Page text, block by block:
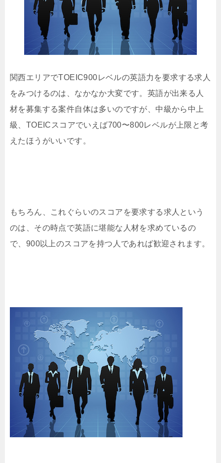
関西エリアでTOEIC900レベルの英語力を要求する求人
をみつけるのは、なかなか大変です。英語が出来る人
材を募集する案件自体は多いのですが、中級から中上
級、TOEICスコアでいえば700〜800レベルが上限と考
えたほうがいいです。
もちろん、これぐらいのスコアを要求する求人という
のは、その時点で英語に堪能な人材を求めているの
で、900以上のスコアを持つ人であれば歓迎されます。